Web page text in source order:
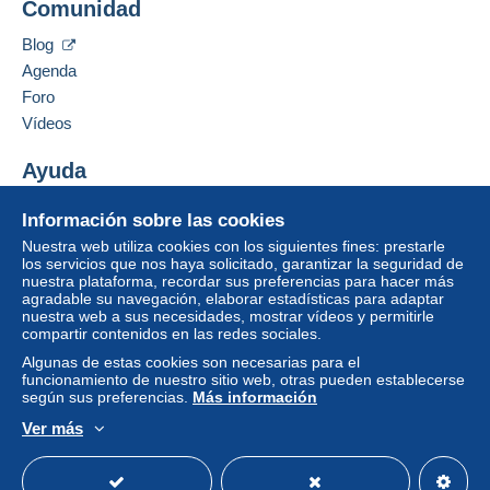
Un pago que no pase por
integrado a la página
vendedor al comprador. Una compra no pagada
cláusulas relativas al pago, estas se considerarán
nulas. Las condiciones de pago de la página web
Delcampe, tal y como se definen en las
Las compras deben pagarse en un plazo de14
díasa partir de la recepción de la declaración final
del vendedor.
Derecho de retracto|Gastos de devolución a
cargo del comprador.
Para saber el plazo de devolución y de reembolso
del artículo,
Añadir ese vendedor a los favoritos
Ocultar los objetos de este vendedor
Información sobre las cookies
Nuestra web utiliza cookies con los siguientes fines: prestarle
los servicios que nos haya solicitado, garantizar la seguridad de
nuestra plataforma, recordar sus preferencias para hacer más
agradable su navegación, elaborar estadísticas para adaptar
nuestra web a sus necesidades, mostrar vídeos y permitirle
compartir contenidos en las redes sociales.
Algunas de estas cookies son necesarias para el
funcionamiento de nuestro sitio web, otras pueden establecerse
según sus preferencias. Más información
Ver más
Comunidad
Blog
Agenda
Foro
Vídeos
Ayuda
Comprar en Delcampe
Vender en Delcampe
Una página securizada